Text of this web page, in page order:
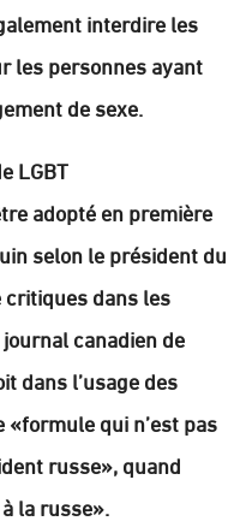
interdire les
les personnes ayant
de sexe.
LGBT
adopté en première
selon le président du
critiques dans les
canadien de
dans l’usage des
qui n’est pas
russe», quand
la russe».